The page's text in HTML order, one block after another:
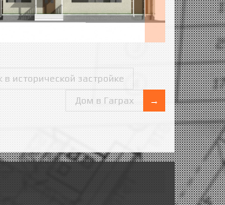
в исторической застройке
Дом в Гаграх